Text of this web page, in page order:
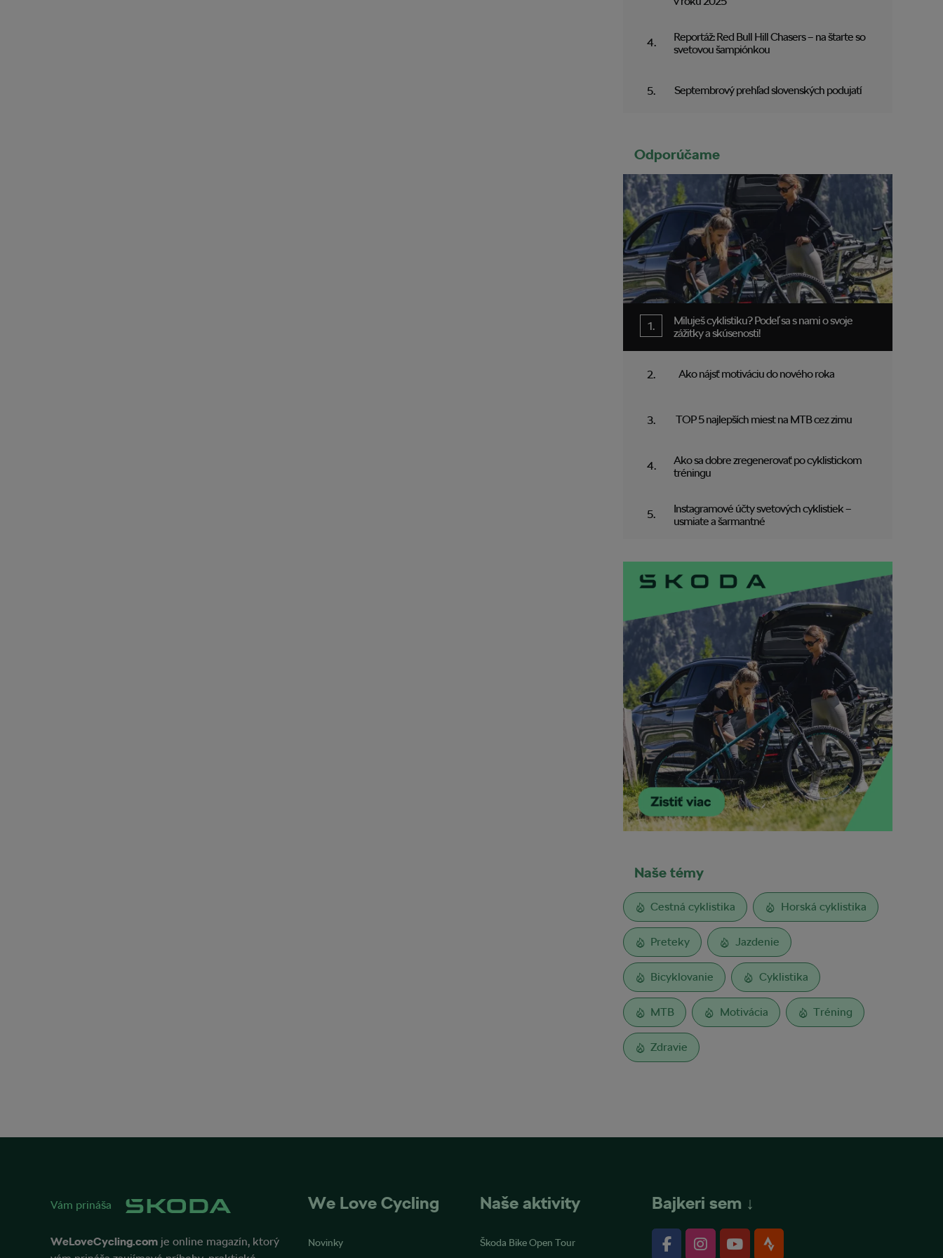
Reportáž: Red Bull Hill Chasers – na štarte so
svetovou šampiónkou
Septembrový prehľad slovenských podujatí
Odporúčame
Miluješ cyklistiku? Podeľ sa s nami o svoje
zážitky a skúsenosti!
Ako nájsť motiváciu do nového roka
TOP 5 najlepších miest na MTB cez zimu
Ako sa dobre zregenerovať po cyklistickom
tréningu
Instagramové účty svetových cyklistiek –
usmiate a šarmantné
Naše témy
Cestná cyklistika Horská cyklistika
Preteky Jazdenie
Bicyklovanie Cyklistika
MTB Motivácia Tréning
Zdravie
Vám prináša
WeLoveCycling.com je online magazín, ktorý
We Love Cycling
Novinky
Naše aktivity
Škoda Bike Open Tour
Bajkeri sem ↓